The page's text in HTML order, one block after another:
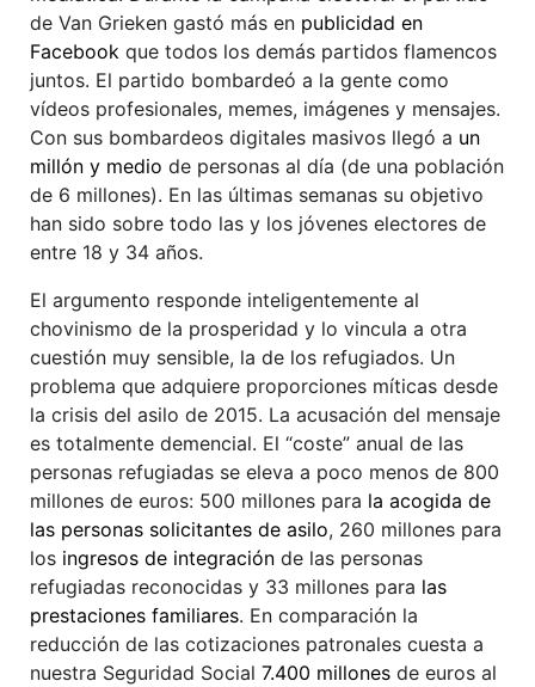
de Van Grieken gastó más en publicidad en
Facebook que todos los demás partidos flamencos
juntos. El partido bombardeó a la gente como
vídeos profesionales, memes, imágenes y mensajes.
Con sus bombardeos digitales masivos llegó a un
millón y medio de personas al día (de una población
de 6 millones). En las últimas semanas su objetivo
han sido sobre todo las y los jóvenes electores de
entre 18 y 34 años.
El argumento responde inteligentemente al
chovinismo de la prosperidad y lo vincula a otra
cuestión muy sensible, la de los refugiados. Un
problema que adquiere proporciones míticas desde
la crisis del asilo de 2015. La acusación del mensaje
es totalmente demencial. El “coste” anual de las
personas refugiadas se eleva a poco menos de 800
millones de euros: 500 millones para la acogida de
las personas solicitantes de asilo, 260 millones para
los ingresos de integración de las personas
refugiadas reconocidas y 33 millones para las
prestaciones familiares. En comparación la
reducción de las cotizaciones patronales cuesta a
nuestra Seguridad Social 7.400 millones de euros al